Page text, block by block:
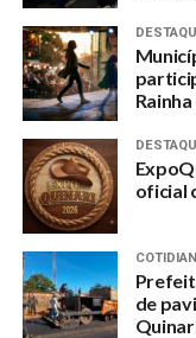
De acordo com o
a disponibilidade de
projeto(s)
numerário
prioridade
valor de cada
para o de menor
Finalizado o projeto,
contas da verba
enviando à VEPMA
requisitos que
DON'T MISS
Hospital Ary
prestados aos
oficial
de